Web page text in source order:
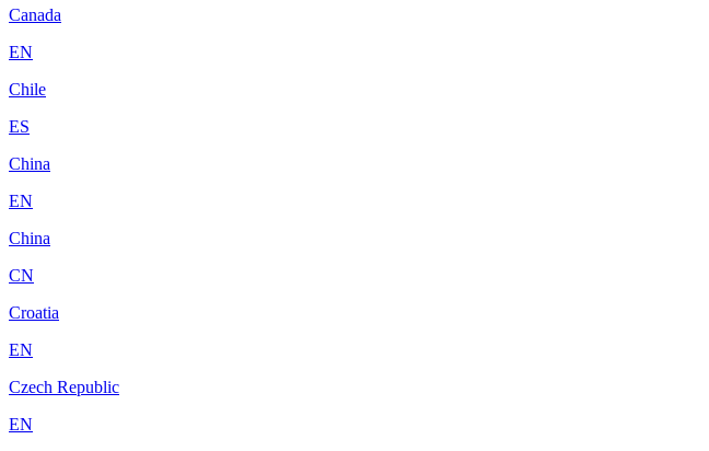
Canada
EN
Chile
ES
China
EN
China
CN
Croatia
EN
Czech Republic
EN